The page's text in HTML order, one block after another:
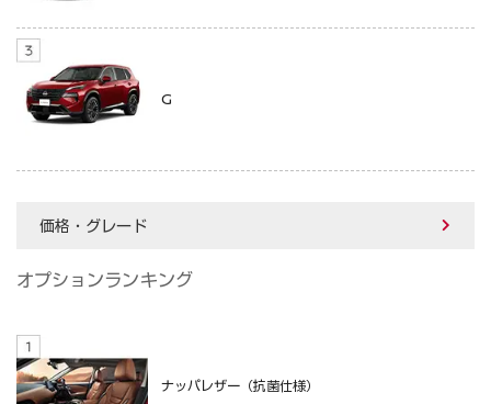
G
価格・グレード
オプションランキング
ナッパレザー（抗菌仕様）